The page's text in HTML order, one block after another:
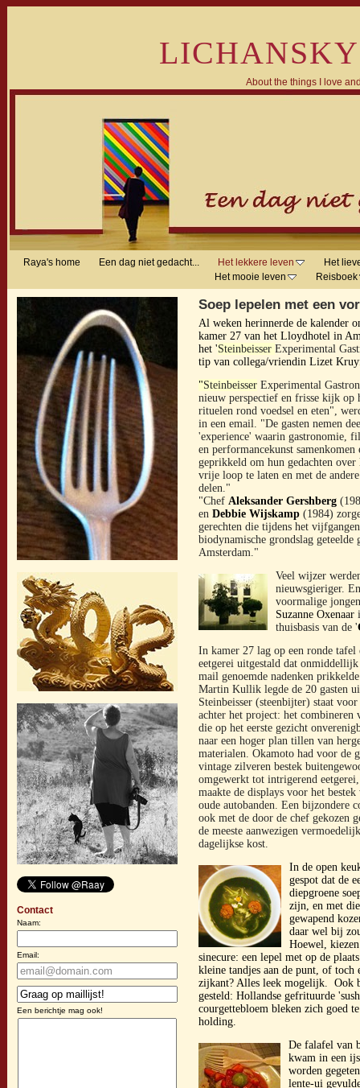
About the things I love
Raya's home Een dag niet gedacht... Het lekkere leven
Het
Het mooie leven
Reisboek
Contact
Naam:
Email:
Een berichtje mag ook!
Soep lepelen met een
Al weken herinnerde de kalender
kamer 27 van het Lloydhotel in
het 'Steinbeisser Experimental
tip van collega/vriendin Lizet
"Steinbeisser Experimental
nieuw perspectief en frisse kijk op
rituelen rond voedsel en eten",
in een email. "De gasten nemen
'experience' waarin gastronomie,
en performancekunst samenkomen
geprikkeld om hun gedachten over
vrije loop te laten en met de
delen."
"Chef Aleksander Gershberg
en Debbie Wijskamp (1984)
gerechten die tijdens het
biodynamische grondslag
Amsterdam."
Veel wijzer
nieuwsgieriger.
voormalige
Suzanne Oxenaar
thuisbasis van de '
In kamer 27 lag op een ronde tafel
eetgerei uitgestald dat
mail genoemde nadenken
Martin Kullik legde de 20 gasten
Steinbeisser (steenbijter) staat voor
achter het project: het combineren
die op het eerste gezicht
naar een hoger plan tillen van
materialen. Okamoto had voor de
vintage zilveren bestek
omgewerkt tot intrigerend
maakte de displays voor het
oude autobanden. Een bijzondere
ook met de door de chef gekozen
de meeste aanwezigen
dagelijkse kost.
In de open
gespot dat de
diepgroene
zijn, en met
gewapend
daar wel bij
Hoewel,
sinecure: een lepel met op de
kleine tandjes aan de punt, of toch
zijkant? Alles leek mogelijk. Ook
gesteld: Hollandse gefrituurde
courgettebloem bleken zich goed
holding.
De falafel van
kwam in een
worden
lente-ui